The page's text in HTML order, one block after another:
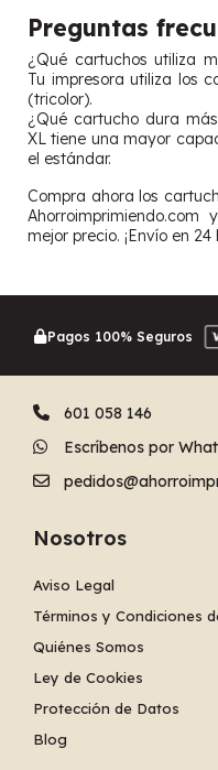
Preguntas
¿Qué cartuchos utiliza
Tu impresora utiliza los
(tricolor).
¿Qué cartucho dura
XL tiene una mayor
el estándar.
Compra ahora los
mejor precio. ¡Envío en
Pagos 100% Seguros
601 058 146
Escríbenos por
Nosotros
Aviso Legal
Términos y Condiciones
Quiénes Somos
Ley de Cookies
Protección de Datos
Blog